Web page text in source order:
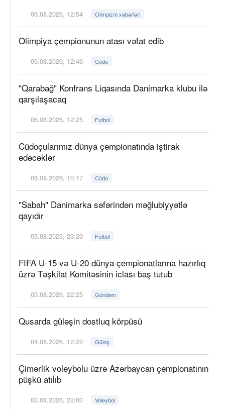
06.08.2026, 12:54 Olimpizm xəbərləri
Olimpiya çempionunun atası vəfat edib
06.08.2026, 12:46 Cüdo
"Qarabağ" Konfrans Liqasında Danimarka klubu ilə
qarşılaşacaq
06.08.2026, 12:25 Futbol
Cüdoçularımız dünya çempionatında iştirak
edəcəklər
06.08.2026, 10:17 Cüdo
"Sabah" Danimarka səfərindən məğlubiyyətlə
qayıdır
05.08.2026, 23:23 Futbol
FIFA U-15 və U-20 dünya çempionatlarına hazırlıq
üzrə Təşkilat Komitəsinin iclası baş tutub
05.08.2026, 22:25 Gündəm
Qusarda güləşin dostluq körpüsü
04.08.2026, 12:22 Güləş
Çimərlik voleybolu üzrə Azərbaycan çempionatının
püşkü atılıb
03.08.2026, 22:00 Voleybol